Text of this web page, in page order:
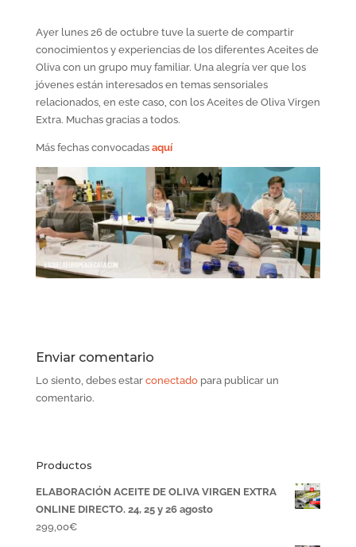
Ayer lunes 26 de octubre tuve la suerte de compartir
conocimientos y experiencias de los diferentes Aceites de
Oliva con un grupo muy familiar. Una alegría ver que los
jóvenes están interesados en temas sensoriales
relacionados, en este caso, con los Aceites de Oliva Virgen
Extra. Muchas gracias a todos.
Más fechas convocadas aquí
Enviar comentario
Lo siento, debes estar conectadopara publicar un
comentario.
Productos
ELABORACIÓN ACEITE DE OLIVA VIRGEN EXTRA
ONLINE DIRECTO. 24, 25 y 26 agosto
299,00€